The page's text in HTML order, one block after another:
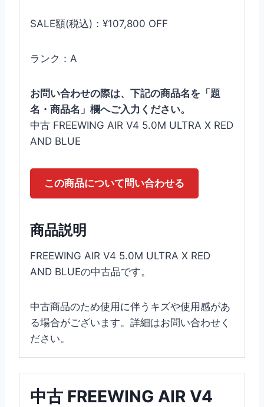
SALE額(税込)：¥107,800 OFF
ランク：A
お問い合わせの際は、下記の商品名を「題
名・商品名」欄へご入力ください。
中古 FREEWING AIR V4 5.0M ULTRA X RED
AND BLUE
この商品について問い合わせる
商品説明
FREEWING AIR V4 5.0M ULTRA X RED
AND BLUEの中古品です。
中古商品のため使用に伴うキズや使用感があ
る場合がございます。詳細はお問い合わせく
ださい。
中古 FREEWING AIR V4